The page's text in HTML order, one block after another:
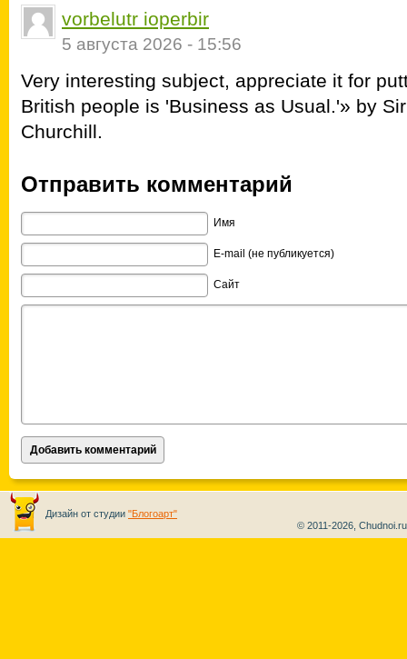
vorbelutr ioperbir
5 августа 2026 - 15:56
Very interesting subject, appreciate it for
British people is 'Business as Usual.'» by
Churchill.
Отправить комментарий
Имя
E-mail (не публикуется)
Сайт
Дизайн от студии "Блогоарт"
© 2011-2026,